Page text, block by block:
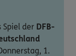
Spiel der DFB-
1.